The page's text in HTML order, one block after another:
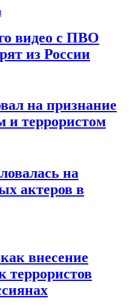
видео с ПВО
из России
на признание
и террористом
на
актеров в
внесение
террористов